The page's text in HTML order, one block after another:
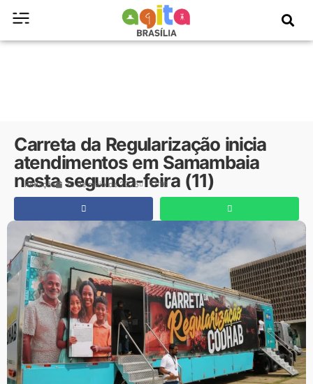
Carreta da Regularização inicia
atendimentos em Samambaia
nesta segunda-feira (11)
Redação 10 de maio de 2026 17:16